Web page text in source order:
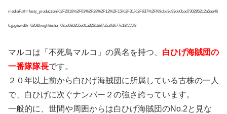
mediaPath=festy_production%2F2016%2F03%2F28%2F12%2F15%2F31%2F637%2Ff69cbe3c93de0bad7302852c2a5aa46
6.jpg&width=620&height&sha=68ad68d355e01a3261bbf7a5affd677e13f555f8
マルコは「不死鳥マルコ」の異名を持つ、 白ひげ海賊団の
一番隊隊長です。
２０年以上前から白ひげ海賊団に所属している古株の一人
で、白ひげに次ぐナンバー２の強さ誇っています。
一般的に、世間や周囲からは白ひげ海賊団のNo.2と見な